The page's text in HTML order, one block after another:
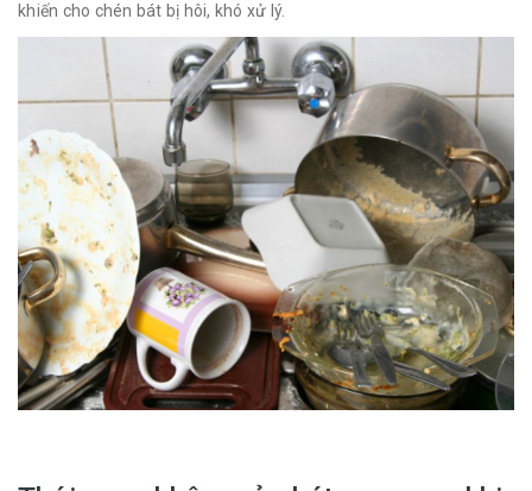
khiến cho chén bát bị hôi, khó xử lý.